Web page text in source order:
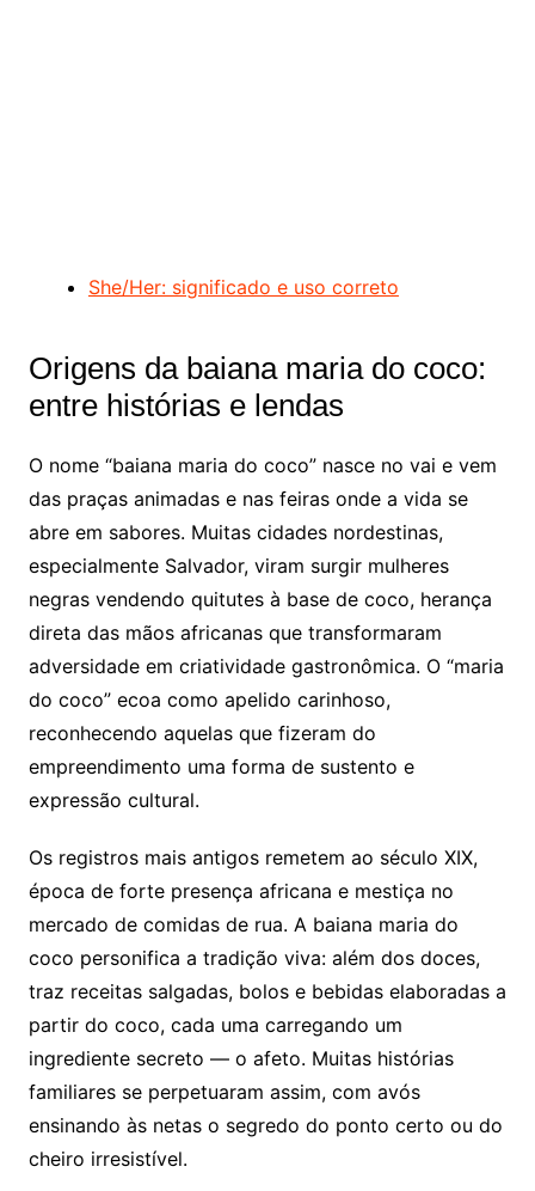
She/Her: significado e uso correto
Origens da baiana maria do coco:
entre histórias e lendas
O nome “baiana maria do coco” nasce no vai e vem
das praças animadas e nas feiras onde a vida se
abre em sabores. Muitas cidades nordestinas,
especialmente Salvador, viram surgir mulheres
negras vendendo quitutes à base de coco, herança
direta das mãos africanas que transformaram
adversidade em criatividade gastronômica. O “maria
do coco” ecoa como apelido carinhoso,
reconhecendo aquelas que fizeram do
empreendimento uma forma de sustento e
expressão cultural.
Os registros mais antigos remetem ao século XIX,
época de forte presença africana e mestiça no
mercado de comidas de rua. A baiana maria do
coco personifica a tradição viva: além dos doces,
traz receitas salgadas, bolos e bebidas elaboradas a
partir do coco, cada uma carregando um
ingrediente secreto — o afeto. Muitas histórias
familiares se perpetuaram assim, com avós
ensinando às netas o segredo do ponto certo ou do
cheiro irresistível.